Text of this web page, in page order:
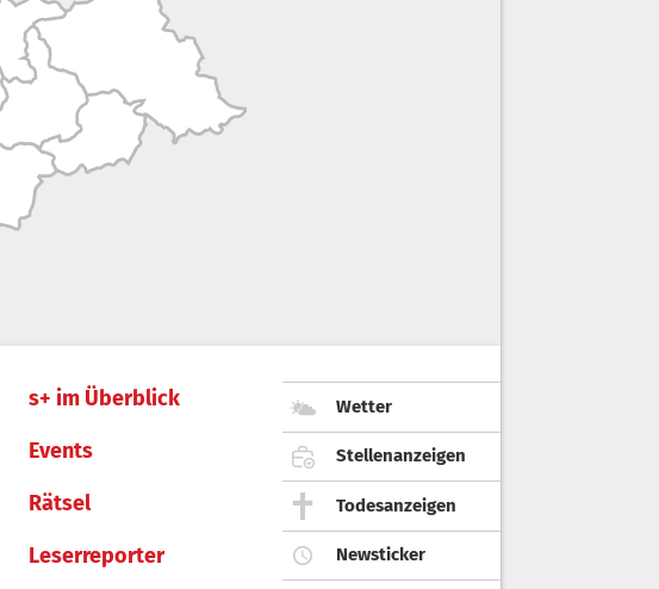
s+ im Überblick
Events
Rätsel
Leserreporter
Wetter
Stellenanzeigen
Todesanzeigen
Newsticker